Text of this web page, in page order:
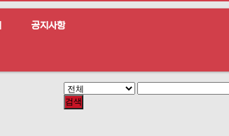
공지사항
검색